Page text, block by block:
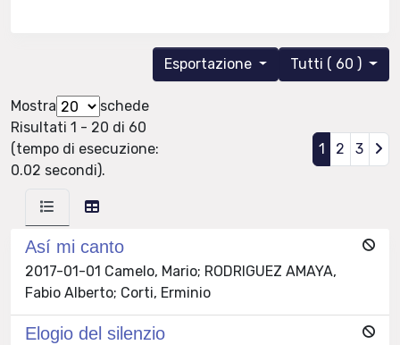
Tutti ( 60 )
Esportazione
Mostra
schede
Risultati 1 - 20 di 60
(tempo di esecuzione:
0.02 secondi).
1 2 3
Así mi canto
2017-01-01 Camelo, Mario; RODRIGUEZ AMAYA,
Fabio Alberto; Corti, Erminio
Elogio del silenzio